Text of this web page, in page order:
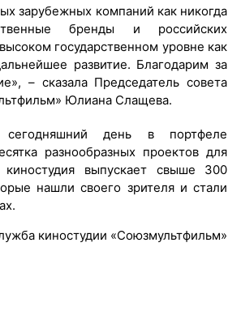
зарубежных компаний как никогда
бренды и российских
государственном уровне как
развитие. Благодарим за
– сказала Председатель совета
Юлиана Слащева.
день в портфеле
разнообразных проектов для
выпускает свыше 300
нашли своего зрителя и стали
киностудии «Союзмультфильм»